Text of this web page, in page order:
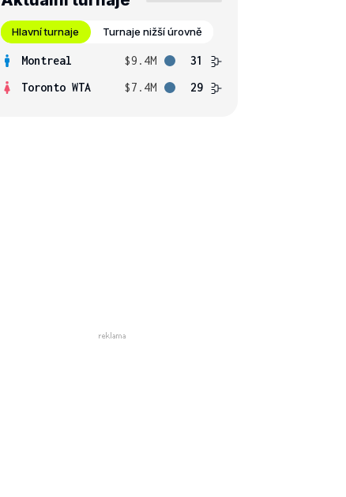
Hlavní turnaje Turnaje nižší úrovně
Montreal $9.4M
31
Toronto WTA
$7.4M 29